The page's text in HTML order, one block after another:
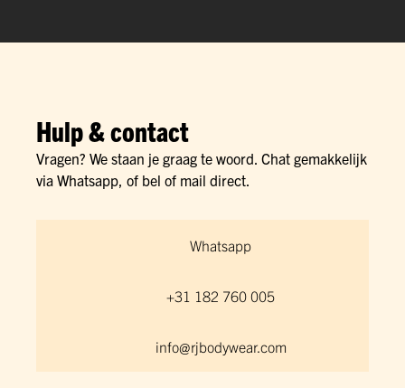
Hulp & contact
Vragen? We staan je graag te woord. Chat gemakkelijk
via Whatsapp, of bel of mail direct.
Whatsapp
+31 182 760 005
info@rjbodywear.com